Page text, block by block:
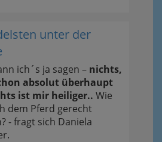
unter der
ich´s ja sagen – nichts,
absolut überhaupt
ist mir heiliger.. Wie
dem Pferd gerecht
- fragt sich Daniela